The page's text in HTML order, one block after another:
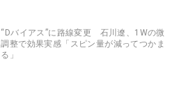
“Dバイアス”に路線変更 石川遼、1Wの微
調整で効果実感「スピン量が減ってつかま
る」